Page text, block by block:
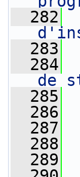
  282
  283
  284
de
  285
  286
  287
  288
  289